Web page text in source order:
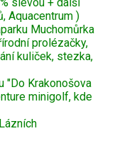
Aquacentrum )
Muchomůrka
prolézačky,
kuliček, stezka,
"Do Krakonošova
minigolf, kde